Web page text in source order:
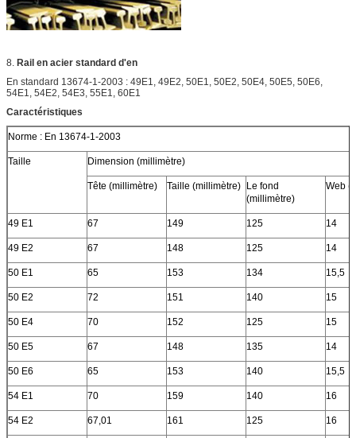
8. Rail en acier standard d'en
En standard 13674-1-2003 : 49E1, 49E2, 50E1, 50E2, 50E4, 50E5, 50E6,
54E1, 54E2, 54E3, 55E1, 60E1
Caractéristiques
Norme : En 13674-1-2003
Taille Dimension (millimètre)
Tête (millimètre) Taille (millimètre) Le fond
(millimètre)
Web
49 E1 67 149 125 14
49 E2 67 148 125 14
50 E1 65 153 134 15,5
50 E2 72 151 140 15
50 E4 70 152 125 15
50 E5 67 148 135 14
50 E6 65 153 140 15,5
54 E1 70 159 140 16
54 E2 67,01 161 125 16